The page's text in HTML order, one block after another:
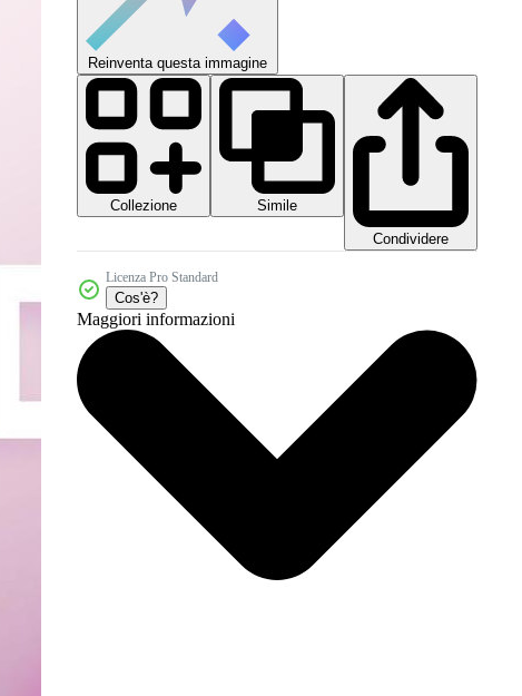
Reinventa questa immagine
Collezione
Simile
Condividere
Licenza Pro Standard
Cos'è?
Maggiori informazioni